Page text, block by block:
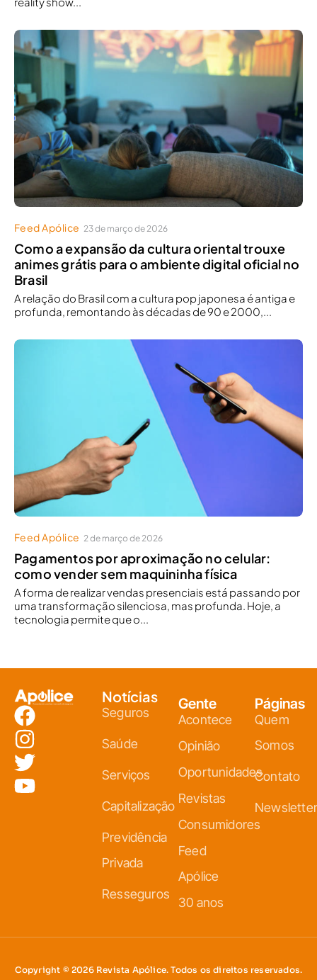
Feed Apólice 23 de março de 2026
Como a expansão da cultura oriental trouxe
animes grátis para o ambiente digital oficial no
Brasil
A relação do Brasil com a cultura pop japonesa é antiga e
profunda, remontando às décadas de 90 e 2000,...
Feed Apólice 2 de março de 2026
Pagamentos por aproximação no celular:
como vender sem maquininha física
A forma de realizar vendas presenciais está passando por
uma transformação silenciosa, mas profunda. Hoje, a
tecnologia permite que o...
Notícias
Seguros
Saúde
Serviços
Capitalização
Previdência
Privada
Resseguros
Gente
Acontece
Opinião
Oportunidades
Revistas
Consumidores
Feed
Apólice
30 anos
Páginas
Quem
Somos
Contato
Newsletter
Copyright © 2026 Revista Apólice. Todos os direitos reservados.